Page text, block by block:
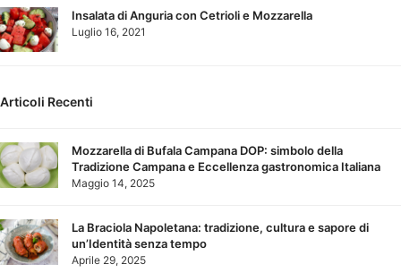
Insalata di Anguria con Cetrioli e Mozzarella
Luglio 16, 2021
Articoli Recenti
Mozzarella di Bufala Campana DOP: simbolo della
Tradizione Campana e Eccellenza gastronomica Italiana
Maggio 14, 2025
La Braciola Napoletana: tradizione, cultura e sapore di
un’Identità senza tempo
Aprile 29, 2025